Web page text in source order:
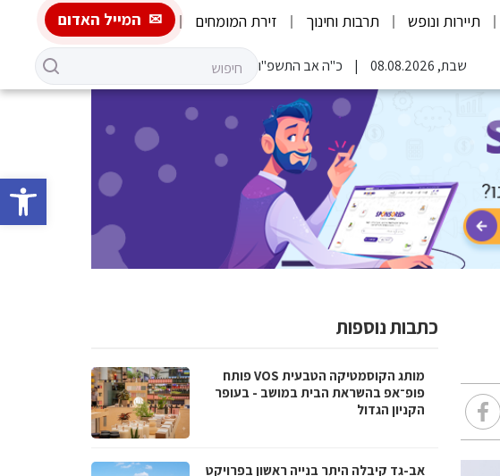
פתח
תיירות ונופש תרבות וחינוך זירת המומחים המייל האדום
שבת, 08.08.2026 כ"ה אב התשפ"ו
כתבות נוספות
מותג הקוסמטיקה הטבעית VOS פותח
פופ־אפ בהשראת הבית במושב - בעופר
הקניון הגדול
אב-גד קיבלה היתר בנייה ראשון בפרויקט